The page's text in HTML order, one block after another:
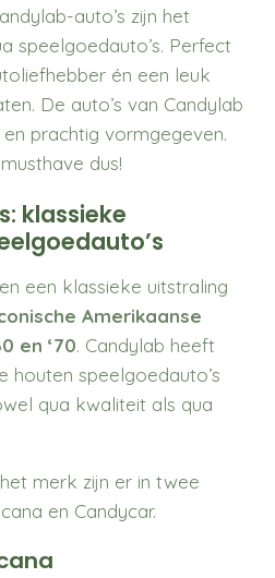
auto’s zijn het
speelgoedauto’s. Perfect
én een leuk
De auto’s van Candylab
prachtig vormgegeven.
dus!
klassieke
een klassieke uitstraling
Amerikaanse
en ‘70. Candylab heeft
houten speelgoedauto’s
qua kwaliteit als qua
merk zijn er in twee
en Candycar.